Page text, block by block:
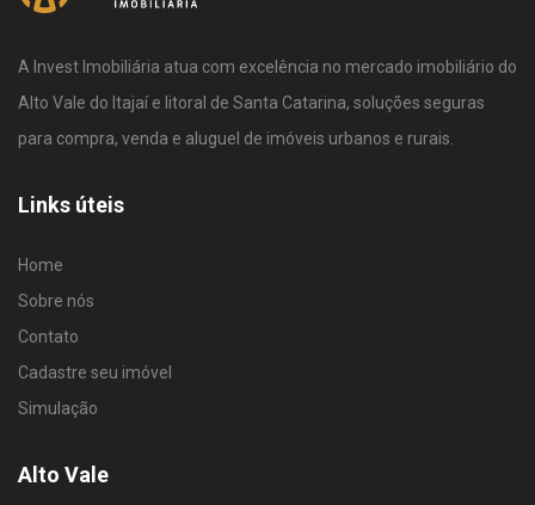
A Invest Imobiliária atua com excelência no mercado imobiliário do
Alto Vale do Itajaí e litoral de Santa Catarina, soluções seguras
para compra, venda e aluguel de imóveis urbanos e rurais.
Links úteis
Home
Sobre nós
Contato
Cadastre seu imóvel
Simulação
Alto Vale